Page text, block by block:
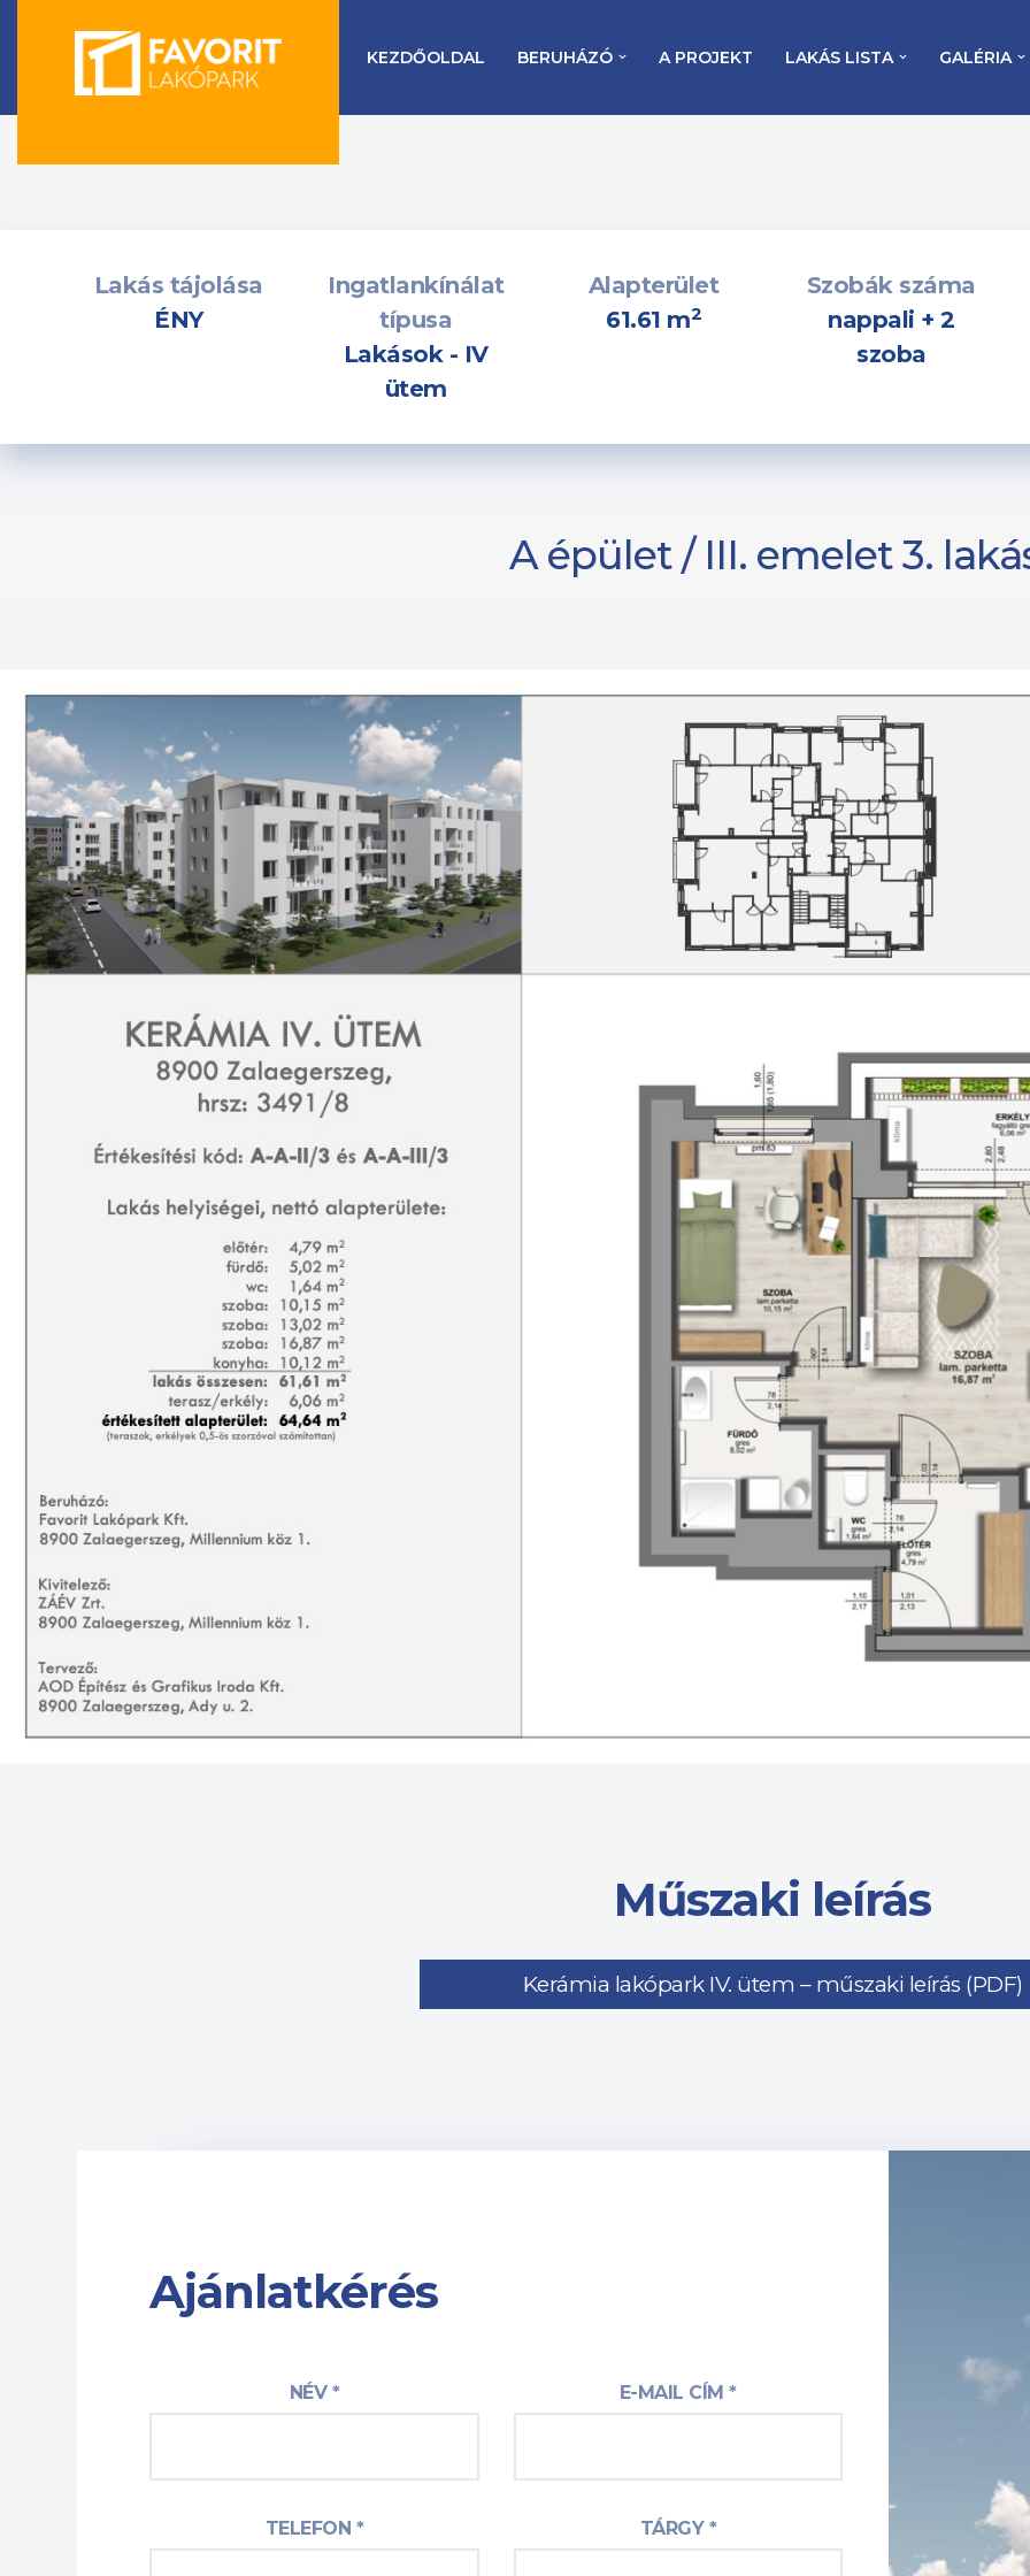
KEZDŐOLDAL BERUHÁZÓ A PROJEKT LAKÁS LISTA GALÉRIA
A épület / III. emelet 3.
Műszaki leírás
Kerámia lakópark IV. ütem – műszaki leírás (PDF)
Ajánlatkérés
NÉV * E-MAIL CÍM *
TELEFON * TÁRGY *
Lakás tájolása
ÉNY
Ingatlankínálat
típusa
Lakások - IV
ütem
Alapterület
61.61 m2
Szobák száma
nappali + 2
szoba